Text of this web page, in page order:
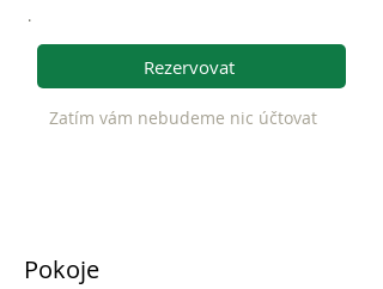
.
Rezervovat
Zatím vám nebudeme nic účtovat
Pokoje